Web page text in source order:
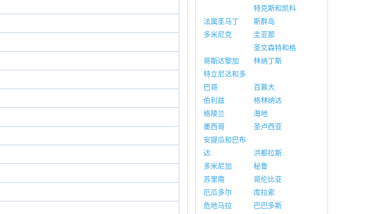
法属圣马丁
特克斯和凯科
斯群岛
多米尼克
圭亚那
哥斯达黎加
圣文森特和格
林纳丁斯
特立尼达和多
巴哥
百慕大
伯利兹
格林纳达
格陵兰
海地
墨西哥
圣卢西亚
安提瓜和巴布
达
洪都拉斯
多米尼加
秘鲁
苏里南
哥伦比亚
厄瓜多尔
库拉索
危地马拉
巴巴多斯